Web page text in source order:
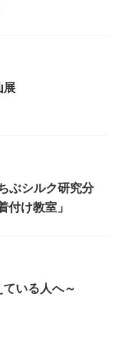
展
ぶシルク研究分
付け教室」
いる人へ～